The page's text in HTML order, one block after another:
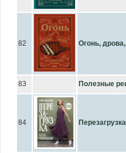
82 Огонь,
83 Полезные
84